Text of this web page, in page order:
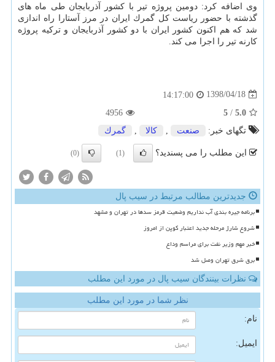
وی اضافه كرد: دومین پروژه تیر با كشور آذربایجان طی ماه های
گذشته با حضور ریاست كل گمرك ایران در مرز آستارا راه اندازی
شد كه هم اكنون كشور ایران با دو كشور آذربایجان و تركیه پروژه
كارنه تیر را اجرا می كند.
1398/04/18
14:17:00
5.0
/
5
4956
تگهای خبر:
صنعت كالا گمرك
این مطلب را می پسندید؟ (1)
(0)
جدیدترین مطالب مرتبط در سیب پال
برنامه جیره بندی آب نداریم وضعیت قرمز سدها در تهران و مشهد
شروع شارژ مرحله جدید اعتبار کوپن از امروز
خبر مهم وزیر نفت برای مراسم وداع
برق شرق تهران وصل شد
نظرات بینندگان سیب پال در مورد این مطلب
نظر شما در مورد این مطلب
نام:
ایمیل: